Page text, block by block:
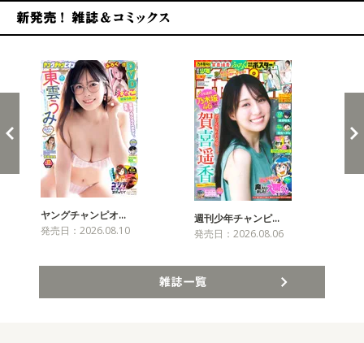
ヤングチャンピオ…
発売日：2026.08.10
週刊少年チャンピ…
発売日：2026.08.06